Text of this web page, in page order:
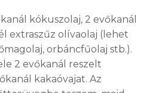
kókuszolaj, 2 evőkanál
extraszűz olívaolaj (lehet
orbáncfűolaj stb.).
2 evőkanál reszelt
kakaóvajat. Az